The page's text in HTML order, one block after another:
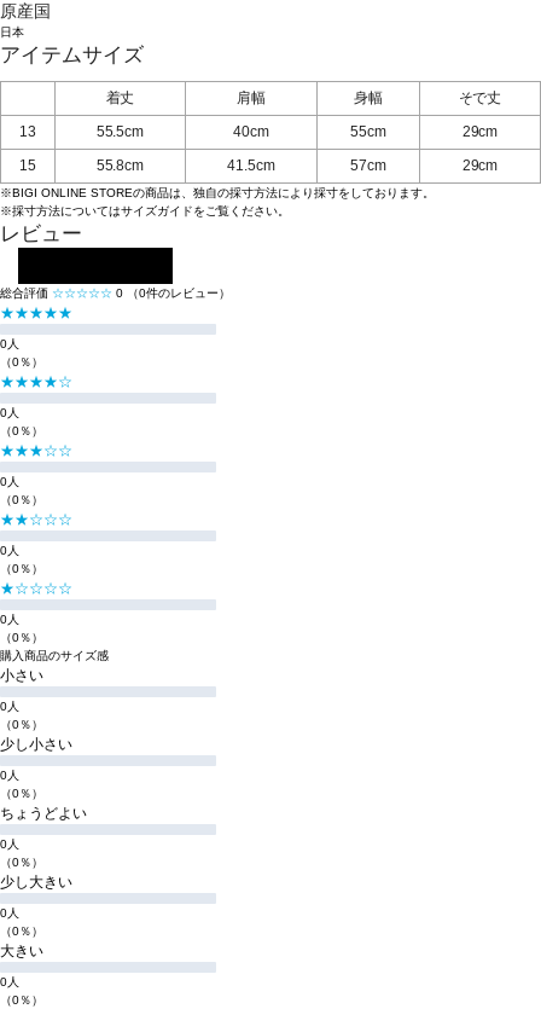
原産国
日本
アイテムサイズ
着丈 肩幅 身幅
そで丈
13
55.5cm 40cm 55cm
29cm
15
55.8cm 41.5cm 57cm 29cm
※BIGI ONLINE STOREの商品は、独自の採寸方法により採寸をしております。
※採寸方法についてはサイズガイドをご覧ください。
レビュー
総合評価 ☆☆☆☆☆ 0 （0件のレビュー）
★★★★★
0人
（0％）
★★★★☆
0人
（0％）
★★★☆☆
0人
（0％）
★★☆☆☆
0人
（0％）
★☆☆☆☆
0人
（0％）
購入商品のサイズ感
小さい
0人
（0％）
少し小さい
0人
（0％）
ちょうどよい
0人
（0％）
少し大きい
0人
（0％）
大きい
0人
（0％）